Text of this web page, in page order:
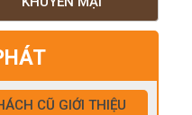
CŨ GIỚI THIỆU